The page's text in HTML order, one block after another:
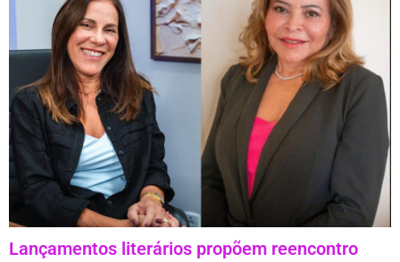
Lançamentos literários propõem reencontro